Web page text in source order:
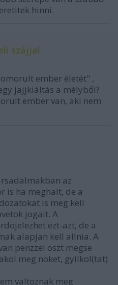
hinni.
szájjal
ember életét" ,
jajjkiáltás a mélyből?
ember van, aki nem
az
is ha meghalt, de a
is meg kell
jogait. A
ezt-azt, de a
alapjan kell allnia. A
penzzel oszt megse
meg noket, gyilkol(tat)
valtoznak meg